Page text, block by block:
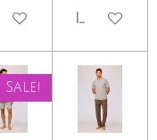
IN
Sale!